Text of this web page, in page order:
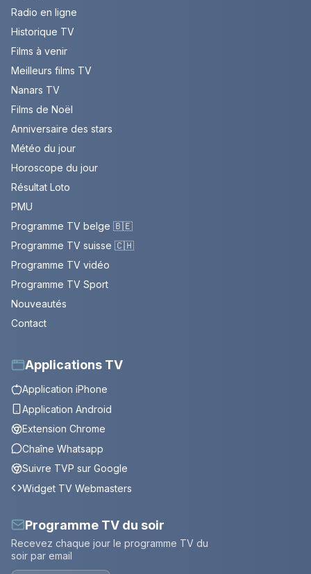
Radio en ligne
Historique TV
Films à venir
Meilleurs films TV
Nanars TV
Films de Noël
Anniversaire des stars
Météo du jour
Horoscope du jour
Résultat Loto
PMU
Programme TV belge 🇧🇪
Programme TV suisse 🇨🇭
Programme TV vidéo
Programme TV Sport
Nouveautés
Contact
Applications TV
Application iPhone
Application Android
Extension Chrome
Chaîne Whatsapp
Suivre TVP sur Google
Widget TV Webmasters
Programme TV du soir
Recevez chaque jour le programme TV du
soir par email